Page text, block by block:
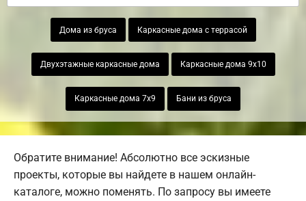
Дома из бруса Каркасные дома с террасой
Двухэтажные каркасные дома Каркасные дома 9х10
Каркасные дома 7х9 Бани из бруса
Обратите внимание! Абсолютно все эскизные
проекты, которые вы найдете в нашем онлайн-
каталоге, можно поменять. По запросу вы имеете